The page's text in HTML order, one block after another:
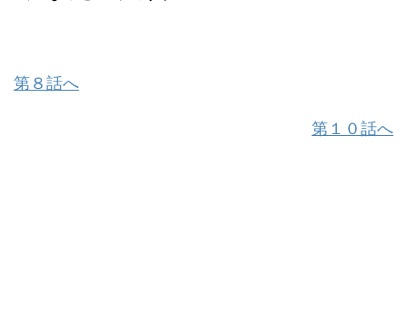
第８話へ
第１０話へ